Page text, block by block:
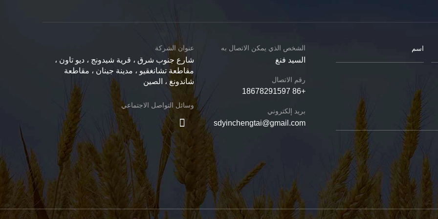
الشخص الذي يمكن الاتصال به
السيد فنغ
رقم الاتصال
+86 18678291597
بريد إلكتروني
sdyinchengtai@gmail.com
عنوان الشركة
شارع جنوب شرق ، قرية شيدونج ، ديو تاون ،
مقاطعة تشانغقيو ، مدينة جينان ، مقاطعة
شاندونغ ، الصين
وسائل التواصل الاجتماعي